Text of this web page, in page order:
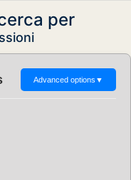
per
Advanced options ▼